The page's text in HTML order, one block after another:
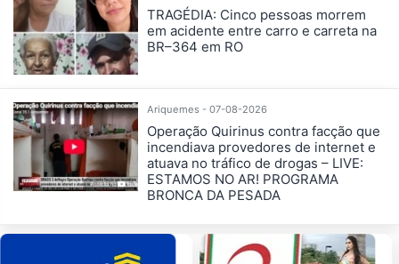
TRAGÉDIA: Cinco pessoas morrem
em acidente entre carro e carreta na
BR–364 em RO
Ariquemes - 07-08-2026
Operação Quirinus contra facção que
incendiava provedores de internet e
atuava no tráfico de drogas – LIVE:
ESTAMOS NO AR! PROGRAMA
BRONCA DA PESADA